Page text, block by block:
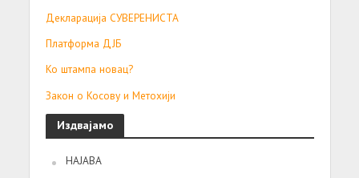
Декларација СУВЕРЕНИСТА
Платформа ДЈБ
Ко штампа новац?
Закон о Косову и Метохији
Издвајамо
НАЈАВА